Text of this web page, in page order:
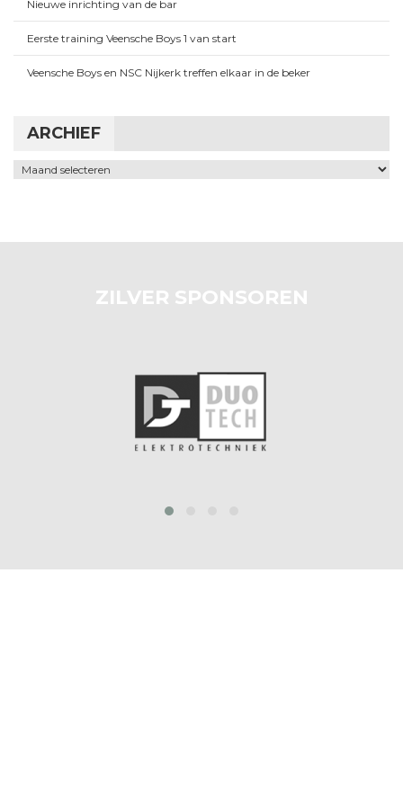
Nieuwe inrichting van de bar
Eerste training Veensche Boys 1 van start
Veensche Boys en NSC Nijkerk treffen elkaar in de beker
ARCHIEF
Archief
ZILVER SPONSOREN
prev